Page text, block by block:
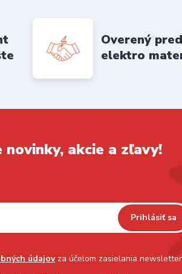
Overený
elektro
akcie a zľavy!
Prihlásiť sa
údajovza účelom zasielania